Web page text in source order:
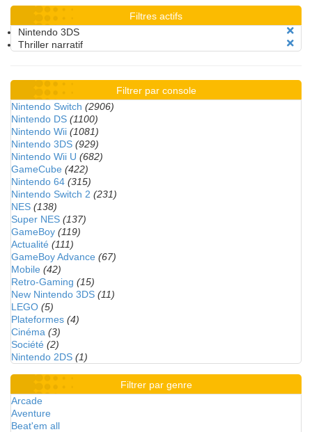
Filtres actifs
Nintendo 3DS
Thriller narratif
Filtrer par console
Nintendo Switch (2906)
Nintendo DS (1100)
Nintendo Wii (1081)
Nintendo 3DS (929)
Nintendo Wii U (682)
GameCube (422)
Nintendo 64 (315)
Nintendo Switch 2 (231)
NES (138)
Super NES (137)
GameBoy (119)
Actualité (111)
GameBoy Advance (67)
Mobile (42)
Retro-Gaming (15)
New Nintendo 3DS (11)
LEGO (5)
Plateformes (4)
Cinéma (3)
Société (2)
Nintendo 2DS (1)
Filtrer par genre
Arcade
Aventure
Beat'em all